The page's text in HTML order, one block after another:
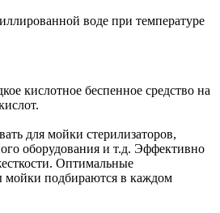
воде при температуре
кислотное беспенное средство на
для мойки стерилизаторов,
оборудования и т.д. Эффективно
Оптимальные
подбираются в каждом